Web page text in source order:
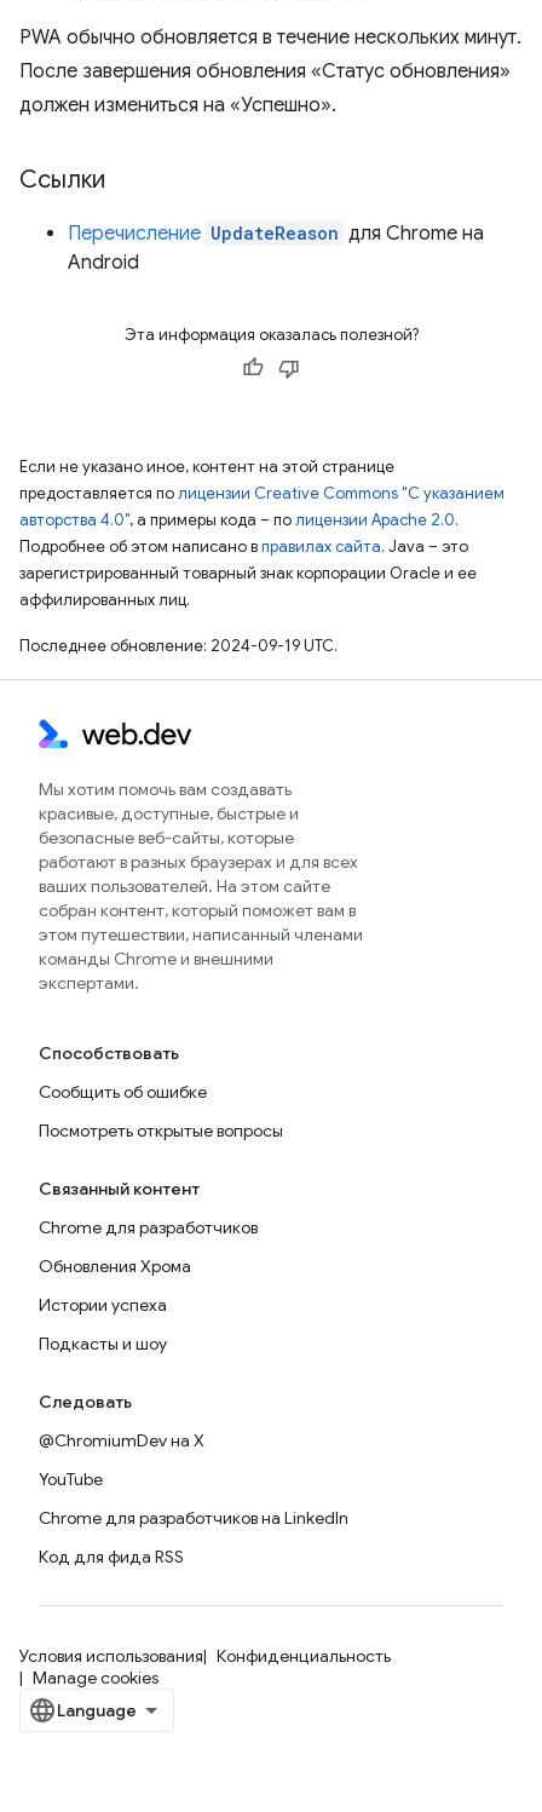
PWA обычно обновляется в течение нескольких минут.
После завершения обновления «Статус обновления»
должен измениться на «Успешно».
Ссылки
Перечисление UpdateReason для Chrome на
Android
Эта информация оказалась полезной?
Если не указано иное, контент на этой странице
предоставляется полицензии Creative Commons "С указанием
авторства 4.0", а примеры кода – полицензии Apache 2.0.
Подробнее об этом написано вправилах сайта. Java – это
зарегистрированный товарный знак корпорации Oracle и ее
аффилированных лиц.
Последнее обновление: 2024-09-19 UTC.
Мы хотим помочь вам создавать
красивые, доступные, быстрые и
безопасные веб-сайты, которые
работают в разных браузерах и для всех
ваших пользователей. На этом сайте
собран контент, который поможет вам в
этом путешествии, написанный членами
команды Chrome и внешними
экспертами.
Способствовать
Сообщить об ошибке
Посмотреть открытые вопросы
Связанный контент
Chrome для разработчиков
Обновления Хрома
Истории успеха
Подкасты и шоу
Следовать
@ChromiumDev на X
YouTube
Chrome для разработчиков на LinkedIn
Код для фида RSS
Условия использования
Конфиденциальность
Manage cookies